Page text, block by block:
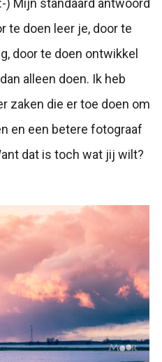
Mijn standaard antwoord
te doen leer je, door te
door te doen ontwikkel
alleen doen. Ik heb
zaken die er toe doen om
en een betere fotograaf
dat is toch wat jij wilt?